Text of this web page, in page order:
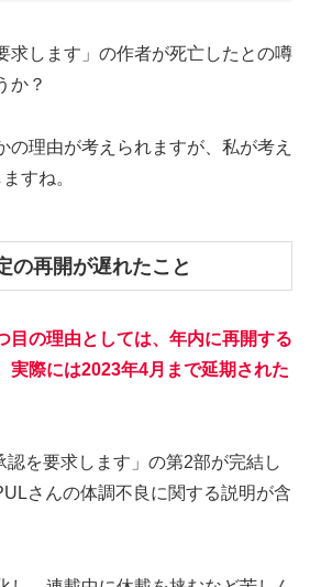
求します」の作者が死亡したとの噂
か？
の理由が考えられますが、私が考え
すね。
再開が遅れたこと
目の理由としては、年内に再開する
実際には2023年4月まで延期された
を要求します」の第2部が完結し
さんの体調不良に関する説明が含